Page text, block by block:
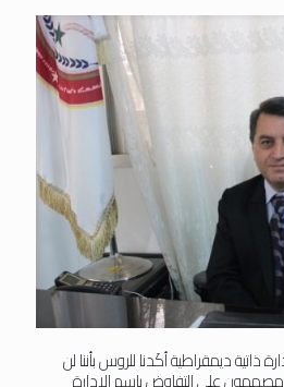
ذاتية ديمقراطية أكَدنا للروس بأننا لن
مصممون على التفاوض باسم الإدارة